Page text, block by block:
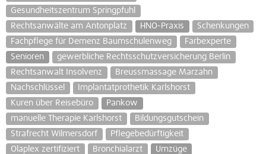
Gesundheitszentrum Springpfuhl
Rechtsanwälte am Antonplatz
HNO-Praxis
Schenkungen
Fachpflege für Demenz Baumschulenweg
Farbexperte
Senioren
gewerbliche Rechtsschutzversicherung Berlin
Rechtsanwalt Insolvenz
Breussmassage Marzahn
Nachschlüssel
Implantatprothetik Karlshorst
Kuren über Reisebüro
Pankow
manuelle Therapie Karlshorst
Bildungsgutschein
Strafrecht Wilmersdorf
Pflegebedürftigkeit
Olaplex zertifiziert
Bronchialarzt
Umzüge